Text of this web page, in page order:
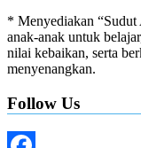
* Menyediakan
anak-anak untuk
nilai kebaikan, serta
menyenangkan.
Follow Us